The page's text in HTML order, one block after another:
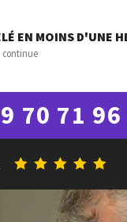
EN MOINS D'UNE
continue
70 71 96